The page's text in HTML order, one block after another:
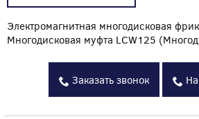
Электромагнитная многодисковая
Многодисковая муфта LCW125
Заказать звонок